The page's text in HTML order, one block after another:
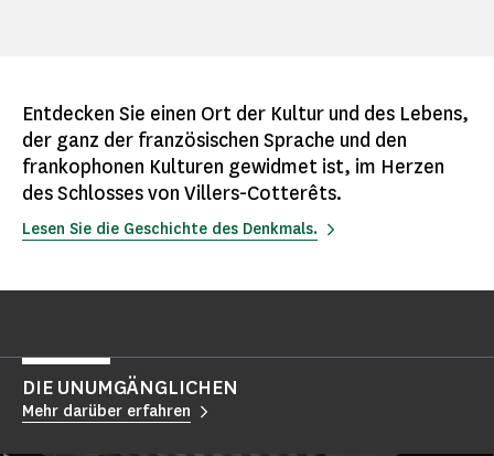
Entdecken Sie einen Ort der Kultur und des Lebens,
der ganz der französischen Sprache und den
frankophonen Kulturen gewidmet ist, im Herzen
des Schlosses von Villers-Cotterêts.
Lesen Sie die Geschichte des Denkmals.
DIE UNUMGÄNGLICHEN
Mehr darüber erfahren